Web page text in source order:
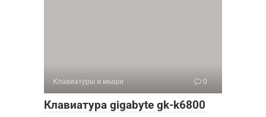
Клавиатуры и мыши 0
Клавиатура gigabyte gk-k6800